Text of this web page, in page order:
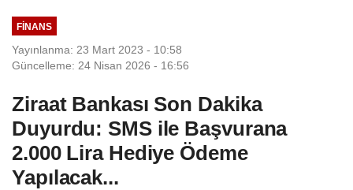
FINANS
Yayınlanma: 23 Mart 2023 - 10:58
Güncelleme: 24 Nisan 2026 - 16:56
Ziraat Bankası Son Dakika
Duyurdu: SMS ile Başvurana
2.000 Lira Hediye Ödeme
Yapılacak...